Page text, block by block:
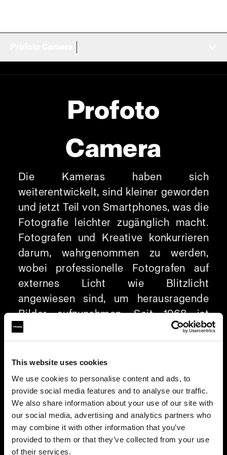
This website uses cookies
We use cookies to personalise content and ads, to
provide social media features and to analyse our traffic.
We also share information about your use of our site with
our social media, advertising and analytics partners who
may combine it with other information that you’ve
provided to them or that they’ve collected from your use
of their services.
Profoto
Camera
Die Kameras haben sich
weiterentwickelt, sind kleiner geworden
und jetzt Teil von Smartphones, was die
Fotografie leichter zugänglich macht.
Fotografen und Kreative konkurrieren
darum, wahrgenommen zu werden,
wobei professionelle Fotografen auf
externes Licht wie Blitzlicht
angewiesen sind, um herausragende
Bilder aufzunehmen. Seit 1968 ist
Profoto innovativ, und die Profoto
Camera ist ein Beispiel dafür: Sie
optimiert die Smartphone-Fotografie
durch hervorragende Beleuchtung.
Individuelles RAW-Format für
schnellere Postproduktion und
bessere Bilder
Verlieren Sie keine Zeit und haben Sie